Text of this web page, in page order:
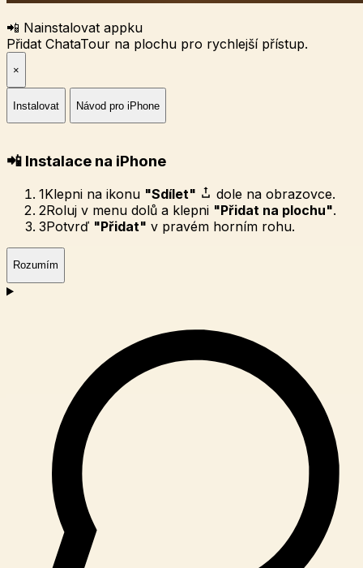
📲 Nainstalovat appku
Přidat ChataTour na plochu pro rychlejší přístup.
×
Instalovat Návod pro iPhone
📲 Instalace na iPhone
1Klepni na ikonu "Sdílet"
dole na obrazovce.
2Roluj v menu dolů a klepni "Přidat na plochu".
3Potvrď "Přidat" v pravém horním rohu.
Rozumím